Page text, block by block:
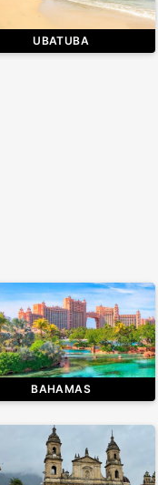
UBATUBA
BAHAMAS